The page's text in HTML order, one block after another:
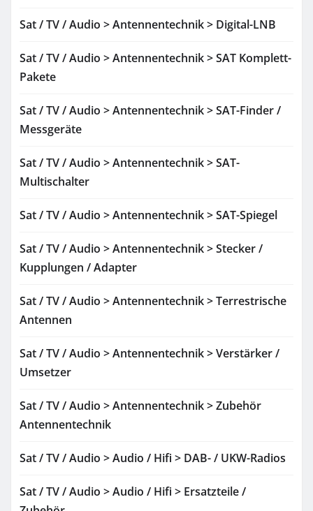
Sat / TV / Audio > Antennentechnik > Digital-LNB
Sat / TV / Audio > Antennentechnik > SAT Komplett-
Pakete
Sat / TV / Audio > Antennentechnik > SAT-Finder /
Messgeräte
Sat / TV / Audio > Antennentechnik > SAT-
Multischalter
Sat / TV / Audio > Antennentechnik > SAT-Spiegel
Sat / TV / Audio > Antennentechnik > Stecker /
Kupplungen / Adapter
Sat / TV / Audio > Antennentechnik > Terrestrische
Antennen
Sat / TV / Audio > Antennentechnik > Verstärker /
Umsetzer
Sat / TV / Audio > Antennentechnik > Zubehör
Antennentechnik
Sat / TV / Audio > Audio / Hifi > DAB- / UKW-Radios
Sat / TV / Audio > Audio / Hifi > Ersatzteile /